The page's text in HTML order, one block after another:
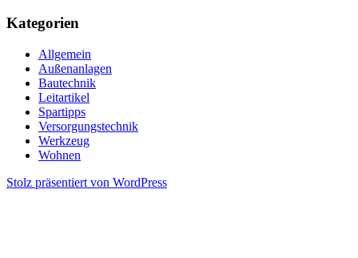
Kategorien
Allgemein
Außenanlagen
Bautechnik
Leitartikel
Spartipps
Versorgungstechnik
Werkzeug
Wohnen
Stolz präsentiert von WordPress